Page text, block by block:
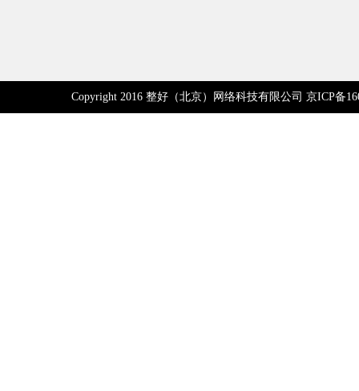
Copyright 2016 整好（北京）网络科技有限公司 京ICP备